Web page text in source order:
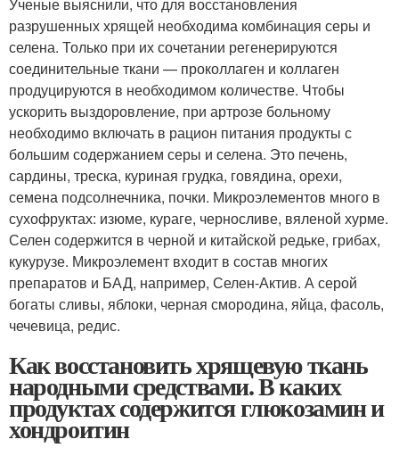
разрушенных хрящей необходима комбинация серы и
селена. Только при их сочетании регенерируются
соединительные ткани — проколлаген и коллаген
продуцируются в необходимом количестве. Чтобы
ускорить выздоровление, при артрозе больному
необходимо включать в рацион питания продукты с
большим содержанием серы и селена. Это печень,
сардины, треска, куриная грудка, говядина, орехи,
семена подсолнечника, почки. Микроэлементов много в
сухофруктах: изюме, кураге, черносливе, вяленой хурме.
Селен содержится в черной и китайской редьке, грибах,
кукурузе. Микроэлемент входит в состав многих
препаратов и БАД, например, Селен-Актив. А серой
богаты сливы, яблоки, черная смородина, яйца, фасоль,
чечевица, редис.
Как восстановить хрящевую ткань
народными средствами. В каких
продуктах содержится глюкозамин и
хондроитин